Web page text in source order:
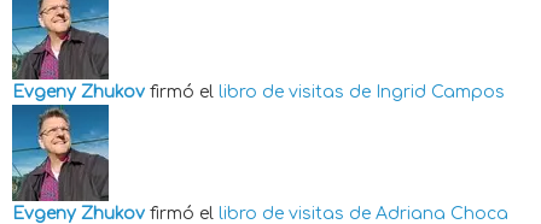
Evgeny Zhukov firmó el libro de visitas de Ingrid Campos
Evgeny Zhukov firmó el libro de visitas de Adriana Choca